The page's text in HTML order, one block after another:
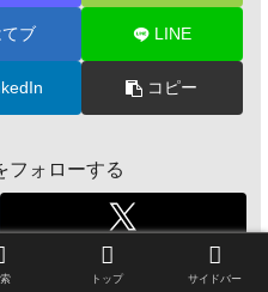
てブ LINE
コピー
フォローする
トップ サイドバー